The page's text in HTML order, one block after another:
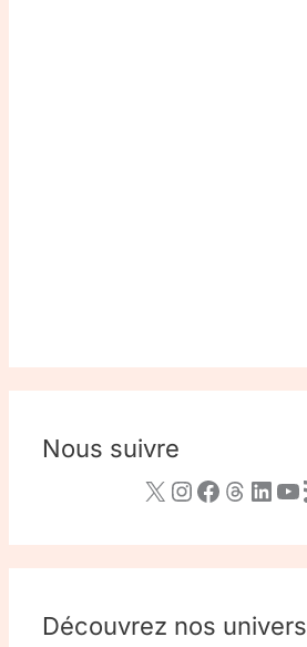
Nous suivre
Découvrez nos univers